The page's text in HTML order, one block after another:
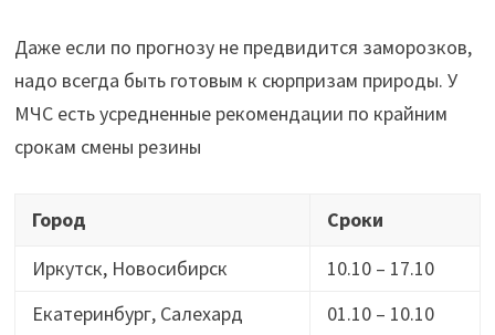
Даже если по прогнозу не предвидится заморозков,
надо всегда быть готовым к сюрпризам природы. У
МЧС есть усредненные рекомендации по крайним
срокам смены резины
Город
Сроки
Иркутск, Новосибирск
10.10 – 17.10
Екатеринбург, Салехард
01.10 – 10.10